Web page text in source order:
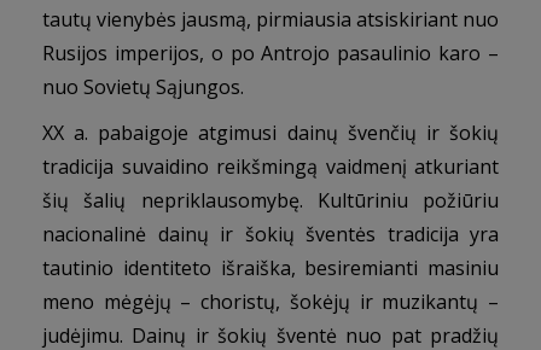
tautų vienybės jausmą, pirmiausia atsiskiriant nuo
Rusijos imperijos, o po Antrojo pasaulinio karo –
nuo Sovietų Sąjungos.
XX a. pabaigoje atgimusi dainų švenčių ir šokių
tradicija suvaidino reikšmingą vaidmenį atkuriant
šių šalių nepriklausomybę. Kultūriniu požiūriu
nacionalinė dainų ir šokių šventės tradicija yra
tautinio identiteto išraiška, besiremianti masiniu
meno mėgėjų – choristų, šokėjų ir muzikantų –
judėjimu. Dainų ir šokių šventė nuo pat pradžių